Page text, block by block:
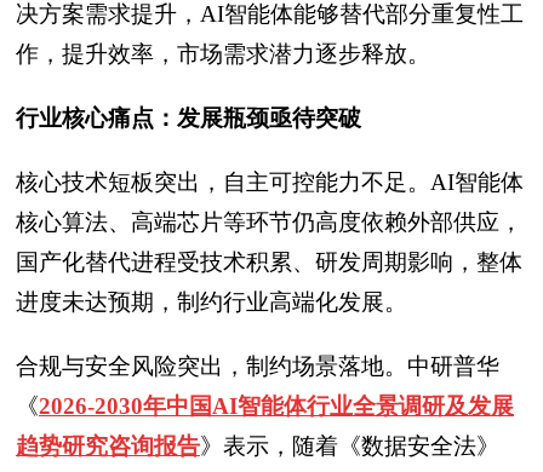
决方案需求提升，AI智能体能够替代部分重复性工
作，提升效率，市场需求潜力逐步释放。
行业核心痛点：发展瓶颈亟待突破
核心技术短板突出，自主可控能力不足。AI智能体
核心算法、高端芯片等环节仍高度依赖外部供应，
国产化替代进程受技术积累、研发周期影响，整体
进度未达预期，制约行业高端化发展。
合规与安全风险突出，制约场景落地。中研普华
《2026-2030年中国AI智能体行业全景调研及发展
趋势研究咨询报告》表示 ，随着《数据安全法》